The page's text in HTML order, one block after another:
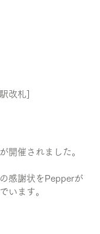
改札]
開催されました。
感謝状をPepperが
います。